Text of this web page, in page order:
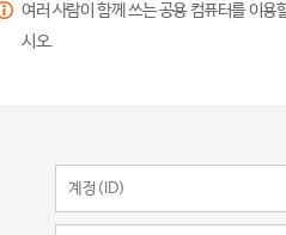
여러 사람이 함께 쓰는 공용 컴퓨터를 이
시오.